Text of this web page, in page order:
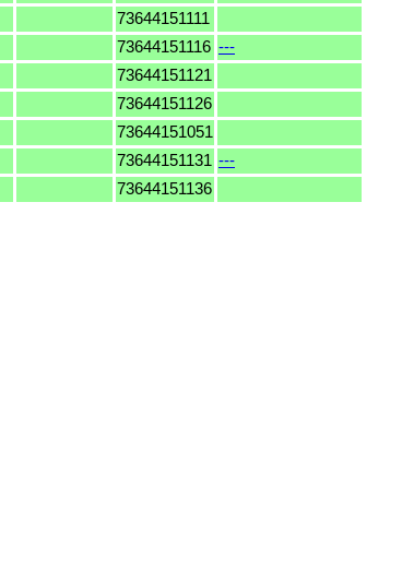
73644151111
73644151116 ---
73644151121
73644151126
73644151051
73644151131 ---
73644151136